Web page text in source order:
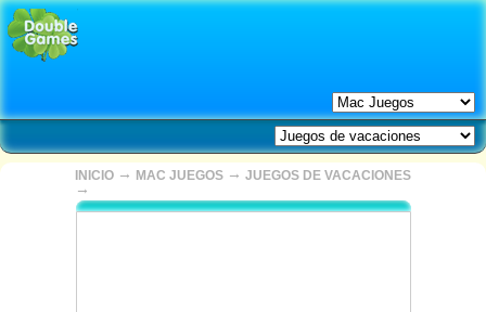
INICIO → MAC JUEGOS → JUEGOS DE VACACIONES
→